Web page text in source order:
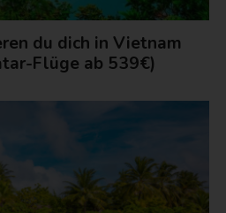
du dich in Vietnam
Flüge ab 539€)